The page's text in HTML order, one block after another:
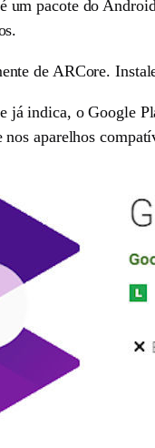
um pacote do
de ARCore.
já indica, o Google
aparelhos